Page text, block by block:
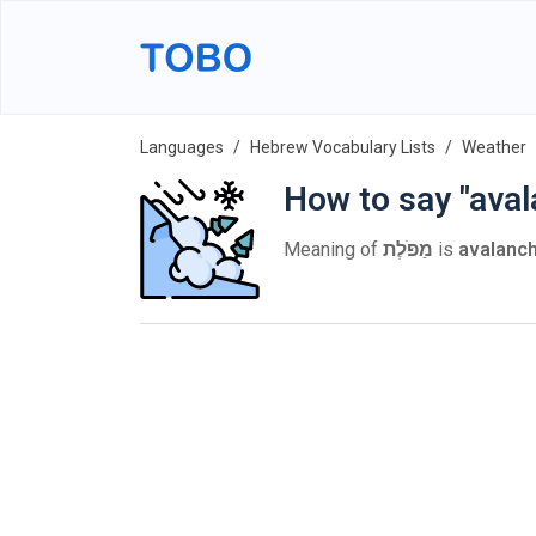
Languages Hebrew Vocabulary Lists Weather
How to say
Meaning of מַפֹּלֶת is